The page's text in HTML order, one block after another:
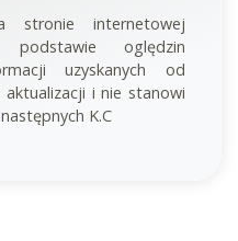
stronie internetowej
oględzin
uzyskanych od
aktualizacji i nie stanowi
K.C